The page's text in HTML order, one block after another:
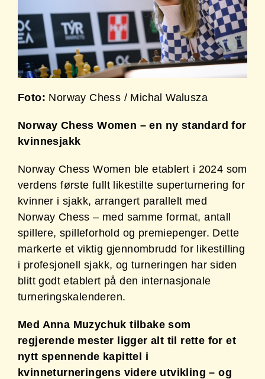
Foto: Norway Chess / Michal Walusza
Norway Chess Women – en ny standard for
kvinnesjakk
Norway Chess Women ble etablert i 2024 som
verdens første fullt likestilte superturnering for
kvinner i sjakk, arrangert parallelt med
Norway Chess – med samme format, antall
spillere, spilleforhold og premiepenger. Dette
markerte et viktig gjennombrudd for likestilling
i profesjonell sjakk, og turneringen har siden
blitt godt etablert på den internasjonale
turneringskalenderen.
Med Anna Muzychuk tilbake som
regjerende mester ligger alt til rette for et
nytt spennende kapittel i
kvinneturneringens videre utvikling – og